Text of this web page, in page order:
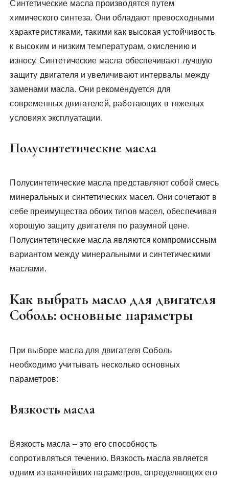
Синтетические масла производятся путем
химического синтеза. Они обладают превосходными
характеристиками‚ такими как высокая устойчивость
к высоким и низким температурам‚ окислению и
износу. Синтетические масла обеспечивают лучшую
защиту двигателя и увеличивают интервалы между
заменами масла. Они рекомендуется для
современных двигателей‚ работающих в тяжелых
условиях эксплуатации.
Полусинтетические масла
Полусинтетические масла представляют собой смесь
минеральных и синтетических масел. Они сочетают в
себе преимущества обоих типов масел‚ обеспечивая
хорошую защиту двигателя по разумной цене.
Полусинтетические масла являются компромиссным
вариантом между минеральными и синтетическими
маслами.
Как выбрать масло для двигателя
Соболь: основные параметры
При выборе масла для двигателя Соболь
необходимо учитывать несколько основных
параметров:
Вязкость масла
Вязкость масла – это его способность
сопротивляться течению. Вязкость масла является
одним из важнейших параметров‚ определяющих его